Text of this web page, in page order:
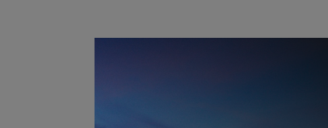
Dekoracje świąteczne Kwietniki